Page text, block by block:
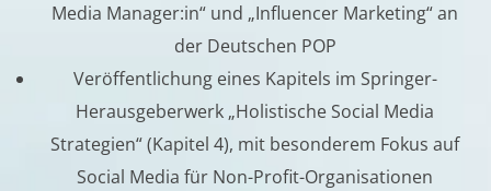
Media Manager:in“ und „Influencer Marketing“ an
der Deutschen POP
Veröffentlichung eines Kapitels im Springer-
Herausgeberwerk „Holistische Social Media
Strategien“ (Kapitel 4), mit besonderem Fokus auf
Social Media für Non-Profit-Organisationen